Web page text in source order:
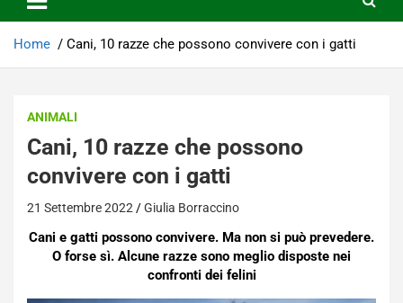
Home Cani, 10 razze che possono convivere con i gatti
ANIMALI
Cani, 10 razze che possono
convivere con i gatti
21 Settembre 2022 Giulia Borraccino
Cani e gatti possono convivere. Ma non si può prevedere.
O forse sì. Alcune razze sono meglio disposte nei
confronti dei felini